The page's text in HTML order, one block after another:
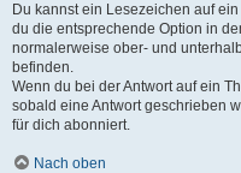
Du kannst ein Lesezeichen auf
du die entsprechende Option in
normalerweise ober- und
befinden.
Wenn du bei der Antwort auf ein
sobald eine Antwort geschrieben
für dich abonniert.
Nach oben